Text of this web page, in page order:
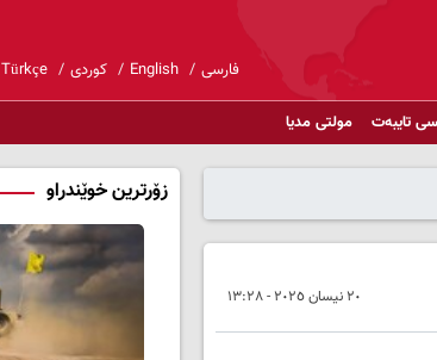
فارسی English کوردی Türkçe
تایبەت مولتی مدیا
٢٠ نیسان ٢٠٢٥ - ١٣:٢٨
زۆرترین خوێندراو